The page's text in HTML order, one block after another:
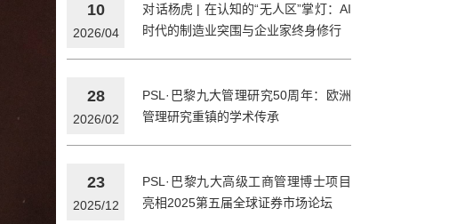
10
2026/04
对话杨虎 | 在认知的“无人区”掌灯：AI
时代的制造业突围与企业家终身修行
28
2026/02
PSL·巴黎九大管理研究50周年：欧洲
管理研究重镇的学术传承
23
2025/12
PSL·巴黎九大高级工商管理博士项目
亮相2025第五届全球证券市场论坛